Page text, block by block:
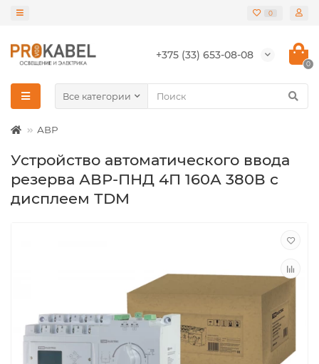
0
+375 (33) 653-08-08
0
Все категории
АВР
Устройство автоматического ввода
резерва АВР-ПНД 4П 160А 380В с
дисплеем ТDM